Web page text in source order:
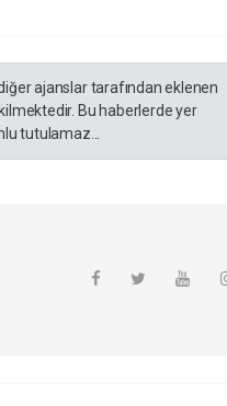
ajanslar tarafından eklenen
Bu haberlerde yer
tutulamaz...